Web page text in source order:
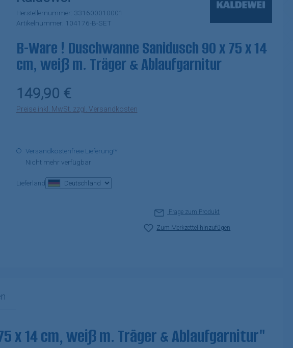
Herstellernummer: 331600010001
Artikelnummer: 104176-B-SET
B-Ware ! Duschwanne Sanidusch 90 x 75 x 14
cm, weiß m. Träger & Ablaufgarnitur
Regulärer Preis:
149,90 €
Preise inkl. MwSt. zzgl. Versandkosten
Versandkostenfreie Lieferung!*
Nicht mehr verfügbar
Lieferland
Frage zum Produkt
Zum Merkzettel hinzufügen
x 14 cm, weiß m. Träger & Ablaufgarnitur"